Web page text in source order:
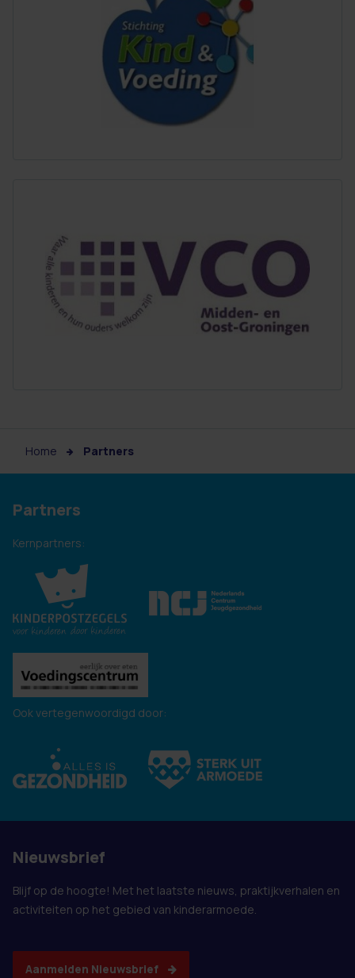
Home Partners
Partners
Kernpartners:
Ook vertegenwoordigd door:
Nieuwsbrief
Blijf op de hoogte! Met het laatste nieuws, praktijkverhalen en
activiteiten op het gebied van kinderarmoede.
Aanmelden Nieuwsbrief